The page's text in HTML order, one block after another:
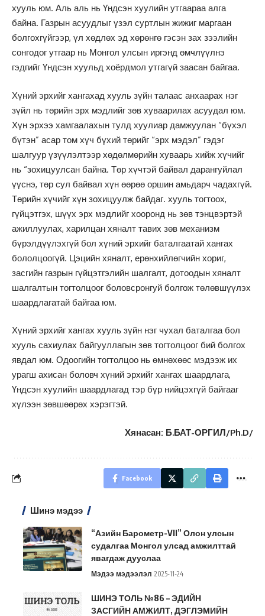
хууль юм. Аль аль нь Үндсэн хуулийн утгаараа алга
байна. Газрын асуудлыг үзэл суртлын жижиг маргаан
болгохгүйгээр, үл хөдлөх эд хөрөнгө гэсэн зах зээлийн
сонгодог утгаар нь Монгол улсын иргэнд өмчлүүлнэ
гэдгийг Үндсэн хуульд хоёрдмол утгагүй заасан байгаа.
Хүний эрхийг хангахад хууль зүйн талаас анхаарах нэг
зүйл нь төрийн эрх мэдлийг зөв хуваарилах асуудал юм.
Хүн эрхээ хамгаалахын тулд хуулиар дамжуулан “бүхэл
бүтэн” асар том хүч бүхий төрийг “эрх мэдэл” гэдэг
шалгуур үзүүлэлтээр хөдөлмөрийн хуваарь хийж хүчийг
нь “зохицуулсан байна. Төр хүчтэй байвал дарангуйлал
үүснэ, төр сул байвал хүн өөрөө оршин амьдарч чадахгүй.
Төрийн хүчийг хүн зохицуулж байдаг. хууль тогтоох,
гүйцэтгэх, шүүх эрх мэдлийг хооронд нь зөв тэнцвэртэй
ажиллуулах, харилцан хяналт тавих зөв механизм
бүрэлдүүлэхгүй бол хүний эрхийг баталгаатай хангах
бололцоогүй. Цэцийн хяналт, ерөнхийлөгчийн хориг,
засгийн газрын гүйцэтгэлийн шалгалт, дотоодын хяналт
шалгалтын тогтолцоог боловсронгуй болгож төлөвшүүлэх
шаардлагатай байгаа юм.
Хүний эрхийг хангах хууль зүйн нэг чухал баталгаа бол
хууль сахиулах байгууллагын зөв тогтолцоог бий болгох
явдал юм. Одоогийн тогтолцоо нь өмнөхөөс мэдээж их
урагш ахисан боловч хүний эрхийг хангах шаардлага,
Үндсэн хуулийн шаардлагад тэр бүр нийцэхгүй байгааг
хүлээн зөвшөөрөх хэрэгтэй.
Хянасан: Б.БАТ-ОРГИЛ/Ph.D/
Facebook
Шинэ мэдээ
“Азийн Барометр-VII” Олон улсын
судалгаа Монгол улсад амжилттай
явагдаж дууслаа
Мэдээ мэдээлэл 2025-11-24
ШИНЭ ТОЛЬ №86 – ЭДИЙН
ЗАСГИЙН АМЖИЛТ, ДЭГЛЭМИЙН